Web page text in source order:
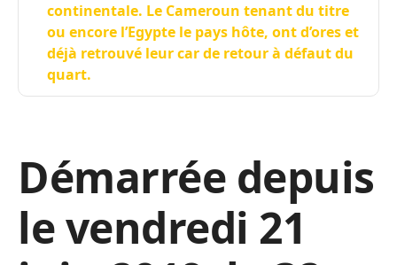
continentale. Le Cameroun tenant du titre
ou encore l’Egypte le pays hôte, ont d’ores et
déjà retrouvé leur car de retour à défaut du
quart.
Démarrée depuis
le vendredi 21